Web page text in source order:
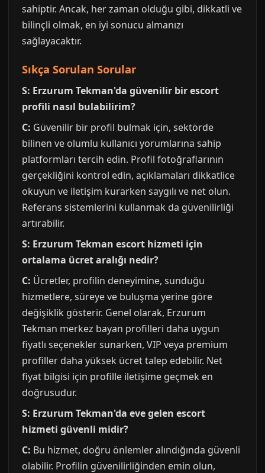
sahiptir. Ancak, her zaman olduğu gibi, dikkatli ve
bilinçli olmak, en iyi sonucu almanızı
sağlayacaktır.
Sıkça Sorulan Sorular
S: Erzurum Tekman'da güvenilir bir escort
profili nasıl bulabilirim?
C: Güvenilir bir profil bulmak için, sektörde
bilinen ve olumlu kullanıcı yorumlarına sahip
platformları tercih edin. Profil fotoğraflarının
gerçekliğini kontrol edin, açıklamaları dikkatlice
okuyun ve iletişim kurarken saygılı ve net olun.
Referans sistemlerini kullanmak da güvenilirliği
artırabilir.
S: Erzurum Tekman escort hizmeti için
ortalama ücret aralığı nedir?
C: Ücretler, profilin deneyimine, sunduğu
hizmetlere, süreye ve buluşma yerine göre
değişiklik gösterir. Genel olarak, Erzurum
Tekman merkez bayan profilleri daha uygun
fiyatlı seçenekler sunarken, VIP veya premium
profiller daha yüksek ücret talep edebilir. Net
fiyat bilgisi için profille iletişime geçmek en
doğrusudur.
S: Erzurum Tekman'da eve gelen escort
hizmeti güvenli midir?
C: Bu hizmet, doğru önlemler alındığında güvenli
olabilir. Profilin güvenilirliğinden emin olun,